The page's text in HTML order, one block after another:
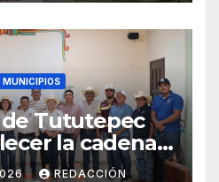
MUNICIPIOS
Tututepec
la cadena
REDACCIÓN